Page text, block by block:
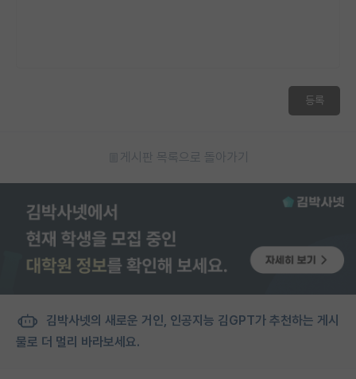
등록
게시판 목록으로 돌아가기
김박사넷의 새로운 거인, 인공지능 김GPT가 추천하는 게시
물로 더 멀리 바라보세요.